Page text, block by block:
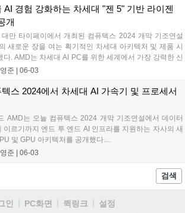
AI 경험 강화하는 차세대 "젠 5" 기반 라이젠
개
만 타이페이에서 개최된 컴퓨텍스 2024 개막 기조연설
새로운 장을 여는 획기적인 차세대 아키텍처 및 제품 시
다. AMD는 차세대 AI PC를 위한 세계에서 가장 강력한 신
(NPU)를 탑재한 새로운 AMD 라이젠(Ryzen™) AI 300
준 | 06-03
스 2024에서 차세대 AI 가속기 및 프로세서
AMD는 오늘 컴퓨텍스 2024 개막 기조연설에서 데이터
이르기까지 엔드 투 엔드 AI 인프라를 지원하는 자사의 새
및 GPU 아키텍처를 공개했다....
준 | 06-03
검색
인 PC화면 퀵링크
설정